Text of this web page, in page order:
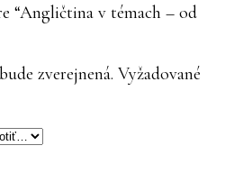
“Angličtina v témach – od
zverejnená. Vyžadované